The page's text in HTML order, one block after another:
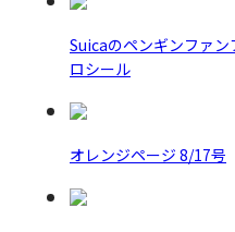
Suicaのペンギンファ
ロシール
オレンジページ 8/17号